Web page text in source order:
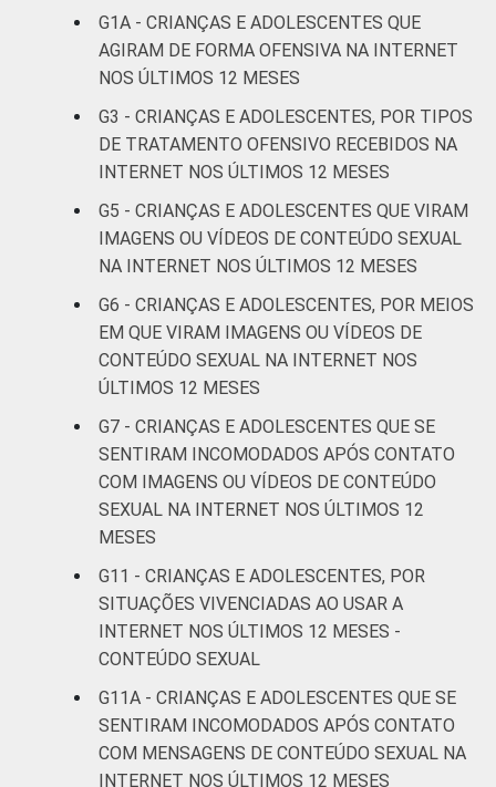
ESCOLARIDADE
DOS PAIS OU
RESPONSÁVEIS
Até
Fundamental
I
15
Fundamental
II
19
Médio ou
mais
18
DA CRIANÇA
OU DO
ADOLESCENTE
anos
-
De 11 a 12
anos
De 13 a 14
anos
15
RENDA
FAMILIAR
Até 1 SM 17
Mais de 1
SM até 2 SM
SM até 3 SM
19
G1A - CRIANÇAS E ADOLESCENTES QUE
AGIRAM DE FORMA OFENSIVA NA INTERNET
NOS ÚLTIMOS 12 MESES
G3 - CRIANÇAS E ADOLESCENTES, POR TIPOS
DE TRATAMENTO OFENSIVO RECEBIDOS NA
INTERNET NOS ÚLTIMOS 12 MESES
G5 - CRIANÇAS E ADOLESCENTES QUE VIRAM
IMAGENS OU VÍDEOS DE CONTEÚDO SEXUAL
NA INTERNET NOS ÚLTIMOS 12 MESES
G6 - CRIANÇAS E ADOLESCENTES, POR MEIOS
EM QUE VIRAM IMAGENS OU VÍDEOS DE
CONTEÚDO SEXUAL NA INTERNET NOS
ÚLTIMOS 12 MESES
G7 - CRIANÇAS E ADOLESCENTES QUE SE
SENTIRAM INCOMODADOS APÓS CONTATO
COM IMAGENS OU VÍDEOS DE CONTEÚDO
SEXUAL NA INTERNET NOS ÚLTIMOS 12
MESES
G11 - CRIANÇAS E ADOLESCENTES, POR
SITUAÇÕES VIVENCIADAS AO USAR A
INTERNET NOS ÚLTIMOS 12 MESES -
CONTEÚDO SEXUAL
G11A - CRIANÇAS E ADOLESCENTES QUE SE
SENTIRAM INCOMODADOS APÓS CONTATO
COM MENSAGENS DE CONTEÚDO SEXUAL NA
INTERNET NOS ÚLTIMOS 12 MESES